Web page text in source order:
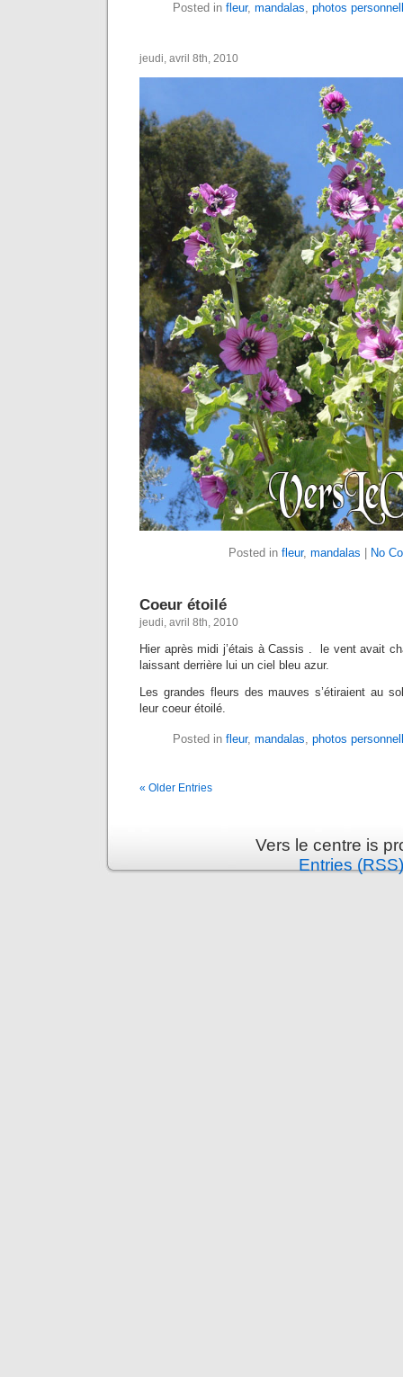
Posted in fleur, mandalas, photos
jeudi, avril 8th, 2010
Posted in fleur, mandalas No
Coeur étoilé
jeudi, avril 8th, 2010
Hier après midi j’étais à Cassis . le vent avait
laissant derrière lui un ciel bleu azur.
Les grandes fleurs des mauves s’étiraient au
leur coeur étoilé.
Posted in fleur, mandalas, photos
« Older Entries
Vers le centre is
Entries (RSS)